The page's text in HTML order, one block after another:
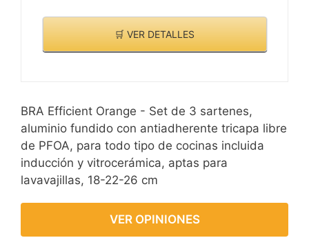
🛒 VER DETALLES
BRA Efficient Orange - Set de 3 sartenes,
aluminio fundido con antiadherente tricapa libre
de PFOA, para todo tipo de cocinas incluida
inducción y vitrocerámica, aptas para
lavavajillas, 18-22-26 cm
VER OPINIONES